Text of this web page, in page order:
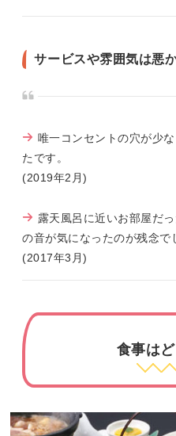
サービスや雰囲気は悪
唯一コンセントの穴が少
たです。
(2019年2月)
露天風呂に近いお部屋だ
の音が気になったのが残念で
(2017年3月)
食事は